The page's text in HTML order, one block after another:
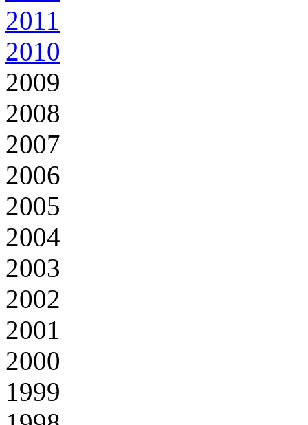
2011
2010
2009
2008
2007
2006
2005
2004
2003
2002
2001
2000
1999